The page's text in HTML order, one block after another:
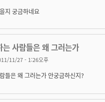
지 궁금하네요
사람들은 왜 그러는가
11/27 - 1:26오후
들은 왜 그러는가 안궁금하신지?